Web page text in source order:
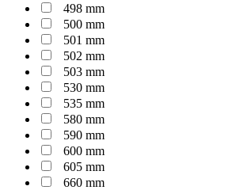
498 mm
500 mm
501 mm
502 mm
503 mm
530 mm
535 mm
580 mm
590 mm
600 mm
605 mm
660 mm